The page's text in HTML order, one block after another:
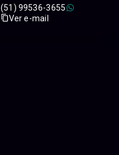
(51) 99536-3655
Ver e-mail